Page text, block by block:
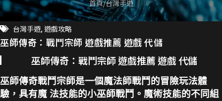
首頁 台灣手遊
台灣手遊, 遊戲攻略
巫師傳奇：戰鬥宗師 遊戲推薦 遊戲 代儲
巫師傳奇：戰鬥宗師 遊戲推薦 遊戲 代儲
巫師傳奇戰鬥宗師是一個魔法師戰鬥的冒險玩法體
驗，具有魔 法技能的小巫師戰鬥。魔術技能的不同組